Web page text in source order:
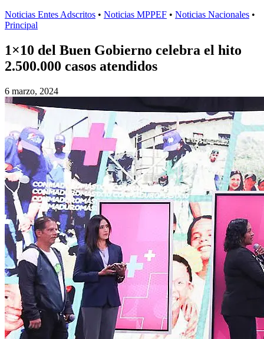
Noticias Entes Adscritos • Noticias MPPEF • Noticias Nacionales •
Principal
1×10 del Buen Gobierno celebra el hito
2.500.000 casos atendidos
6 marzo, 2024